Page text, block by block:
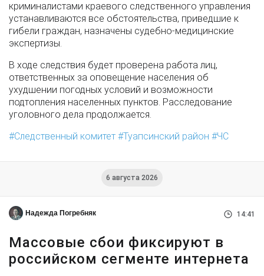
криминалистами краевого следственного управления
устанавливаются все обстоятельства, приведшие к
гибели граждан, назначены судебно-медицинские
экспертизы.
В ходе следствия будет проверена работа лиц,
ответственных за оповещение населения об
ухудшении погодных условий и возможности
подтопления населенных пунктов. Расследование
уголовного дела продолжается.
Следственный комитет
Туапсинский район ЧС
6 августа 2026
Надежда Погребняк 14:41
Массовые сбои фиксируют в
российском сегменте интернета